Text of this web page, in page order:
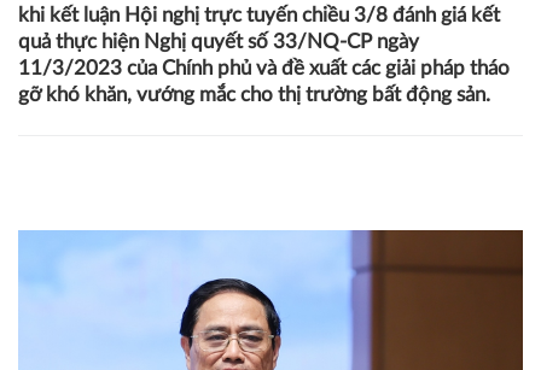
quả, bền vững
Hà Văn 04/08/2023 08:34
11/3/2023 của Chính phủ và đề xuất các giải pháp tháo